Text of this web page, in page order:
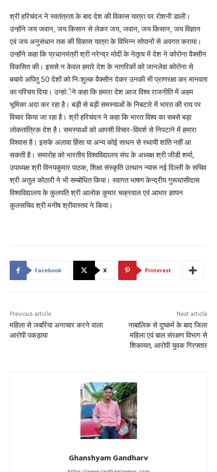
श्री हरिचंदन ने स्वतंत्रता के बाद देश की विकास यात्रा पर रोशनी डाली।
उन्होंने जय जवान, जय किसान से लेकर जय, जवान, जय किसान, जय विज्ञान
एवं जय अनुसंधान तक की विकास यात्रा के विभिन्न सोपानों से अवगत कराया।
उन्होंने कहा कि प्रधानमंत्री श्री नरेन्द्र मोदी के नेतृत्व में देश ने कोरोना वैक्सीन
विकसित की। इससे न केवल हमारे देश के नागरिकों को जानलेवा कोरोना से
बचाये अपितु 50 देशों को निःशुल्क वैक्सीन देकर उनकी भी प्राणरक्षा कर मानवता
का परिचय दिया। उन्हांेने कहा कि हमारा देश आज विश्व राजनीति में अहम
भूमिका अदा कर रहा है। बड़ी से बड़ी समस्याओं के निबटारे में भारत की राय पर
विचार किया जा रहा है। श्री हरिचंदन ने कहा कि भारत विश्व का सबसे बड़ा
लोकतांत्रिक देश है। समस्याओं को आपसी विचार-विमर्श से निपटाने में हमारा
विश्वास है। इसके अलावा हिंसा या अन्य कोई साधन से स्थायी शांति नहीं आ
सकती है। समारोह को भारतीय विश्वविद्यालय संघ के अध्यक्ष श्री जीडी शर्मा,
उपाध्यक्ष श्री विनयकुमार पाठक, शिक्षा संस्कृति उत्थान न्यास नई दिल्ली के सचिव
श्री अतुल कोठारी ने भी सम्बोधित किया। स्वागत भाषण केन्द्रीय गुरूघासीदास
विश्वविद्यालय के कुलपति श्री आलोक कुमार चक्रवाल एवं आभार ज्ञापन
कुलसचिव श्री मनीष श्रीवास्तव ने किया।
Facebook X Pinterest
Previous article
महिला से जबरिया अनाचार करने वाला
आरोपी पकड़ाया
Next article
नाबालिक से दुष्कर्म के बाद जिला
महिला एवं बाल संरक्षण विभाग से
शिकायत, आरोपी युवक गिरफ्तार
Ghanshyam Gandharv